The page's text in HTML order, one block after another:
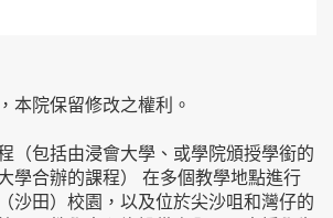
本院保留修改之權利。
（包括由浸會大學、或學院頒授學銜的
學合辦的課程） 在多個教學地點進行
沙田）校園，以及位於尖沙咀和灣仔的